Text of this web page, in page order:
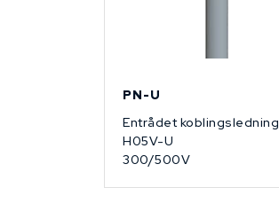
PN-U
Entrådet koblingsledning
H05V-U
300/500V